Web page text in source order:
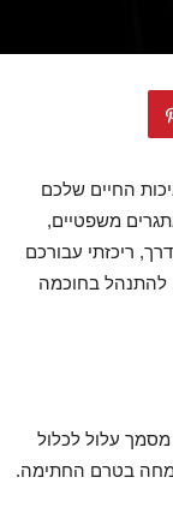
לשדרג את איכות החיים שלכם
משפטיים,
ריכזתי עבורכם
להתנהל בחוכמה
עלול לכלול
בטרם החתימה.